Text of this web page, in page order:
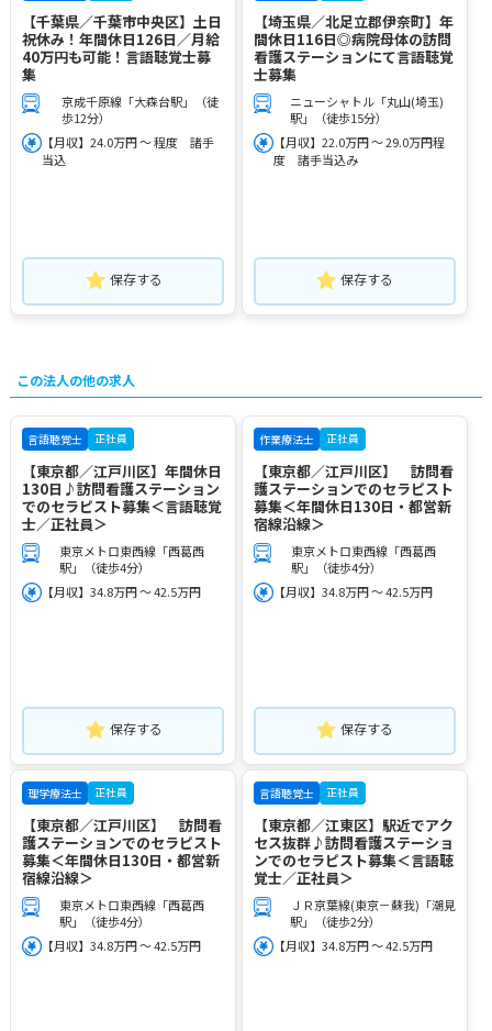
【千葉県／千葉市中央区】土日
祝休み！年間休日126日／月給
40万円も可能！言語聴覚士募
集
京成千原線「大森台駅」（徒
歩12分）
【月収】24.0万円 ～ 程度 諸手
当込
保存する
【埼玉県／北足立郡伊奈町】年
間休日116日◎病院母体の訪問
看護ステーションにて言語聴覚
士募集
ニューシャトル「丸山(埼玉)
駅」（徒歩15分）
【月収】22.0万円 ～ 29.0万円程
度 諸手当込み
保存する
この法人の他の求人
言語聴覚士 正社員
【東京都／江戸川区】年間休日
130日♪訪問看護ステーション
でのセラピスト募集＜言語聴覚
士／正社員＞
東京メトロ東西線「西葛西
駅」（徒歩4分）
【月収】34.8万円 ～ 42.5万円
保存する
作業療法士 正社員
【東京都／江戸川区】 訪問看
護ステーションでのセラピスト
募集＜年間休日130日・都営新
宿線沿線＞
東京メトロ東西線「西葛西
駅」（徒歩4分）
【月収】34.8万円 ～ 42.5万円
保存する
理学療法士 正社員
【東京都／江戸川区】 訪問看
護ステーションでのセラピスト
募集＜年間休日130日・都営新
宿線沿線＞
東京メトロ東西線「西葛西
駅」（徒歩4分）
【月収】34.8万円 ～ 42.5万円
言語聴覚士 正社員
【東京都／江東区】駅近でアク
セス抜群♪訪問看護ステーショ
ンでのセラピスト募集＜言語聴
覚士／正社員＞
ＪＲ京葉線(東京－蘇我)「潮見
駅」（徒歩2分）
【月収】34.8万円 ～ 42.5万円